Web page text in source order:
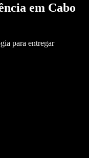
em Cabo
para entregar